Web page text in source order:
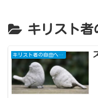
キリスト者
キリスト者の自由への道